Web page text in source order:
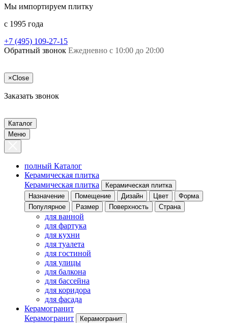
Мы импортируем плитку
c 1995 года
+7 (495) 109-27-15
Обратный звонок Ежедневно с 10:00 до 20:00
×Close
Заказать звонок
Каталог
Меню
полный Каталог
Керамическая плитка
Керамическая плитка
Керамическая плитка
Назначение
Помещение Дизайн Цвет
Форма
Популярное
Размер Поверхность Страна
для ванной
для фартука
для кухни
для туалета
для гостиной
для улицы
для балкона
для бассейна
для коридора
для фасада
Керамогранит
Керамогранит
Керамогранит